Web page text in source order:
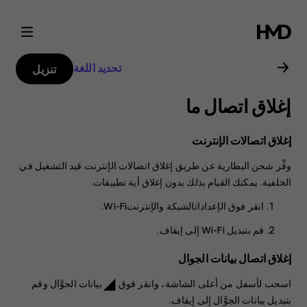
دليل
مستخدم
هاتف
Nokia
8.1
تحديد اللغة تنزيل
إغلاق اتصال ما
إغلاق اتصالات الإنترنت
وفِّر شحن البطارية عن طريق إغلاق اتصالات الإنترنت قيد التشغيل في
الخلفية. يمكنك القيام بذلك بدون إغلاق أية تطبيقات.
انقر فوق الإعداداتالشبكة والإنترنتWi-Fi‬
.
قم بتبديل Wi-Fi إلى .
إغلاق اتصال بيانات الجوال
اسحب لأسفل من أعلى الشاشة، وانقر فوق network_cell بيانات الجوَّال وقم
بتبديل بيانات الجوَّال إلى إيقاف.